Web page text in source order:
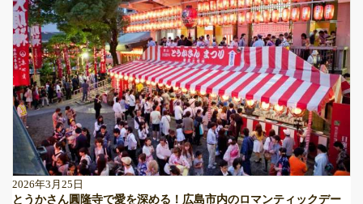
2026年3月25日
とうかさん圓隆寺で愛を深める！広島市内のロマンティックデー